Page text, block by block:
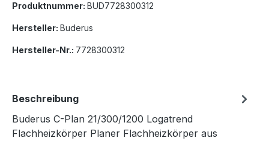
Produktnummer: BUD7728300312
Hersteller: Buderus
Hersteller-Nr.: 7728300312
Beschreibung
Buderus C-Plan 21/300/1200 Logatrend
Flachheizkörper Planer Flachheizkörper aus